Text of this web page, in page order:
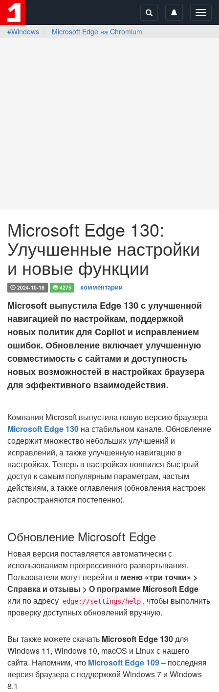
#Windows
Microsoft Edge на Chromium
Microsoft Edge 130:
Улучшенные настройки
и новые функции
2024-10-18 4275 комментарии
Microsoft выпустила Edge 130 с улучшенной
навигацией по настройкам, поддержкой
новых политик для Copilot и исправлением
ошибок. Обновление включает улучшенную
совместимость с сайтами и доступность
новых возможностей в настройках браузера
для эффективного взаимодействия.
Компания Microsoft выпустила новую версию браузера
Microsoft Edge 130 на стабильном канале. Обновление
содержит множество небольших улучшений и
исправлений, а также улучшенную навигацию в
настройках. Теперь в настройках появился быстрый
доступ к самым популярным параметрам, частым
действиям, а также оглавления (обновления настроек
распространяются постепенно).
Обновление Microsoft Edge
Новая версия поставляется автоматически с
использованием прогрессивного развертывания.
Пользователи могут перейти в меню «три точки» >
Справка и отзывы > О программе Microsoft Edge
или по адресу edge://settings/help , чтобы выполнить
проверку доступных обновлений вручную.
Вы также можете скачать Microsoft Edge 130для
Windows 11, Windows 10, macOS и Linux с нашего
сайта. Напомним, что Microsoft Edge 109– последняя
версия браузера с поддержкой Windows 7 и Windows
8.1